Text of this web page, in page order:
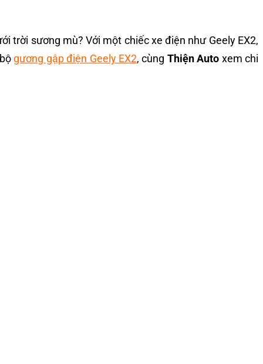
trời sương mù? Với một chiếc xe điện như Geely EX2,
gương gập điện Geely EX2, cùng Thiện Auto xem chi